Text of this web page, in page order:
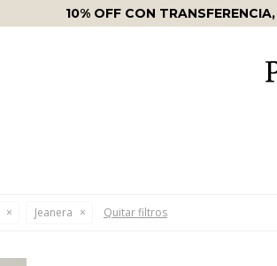
10% OFF CON
Jeanera Quitar filtros